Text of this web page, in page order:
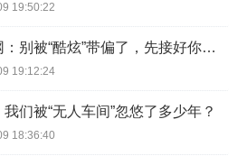
19:50:22
工业互联网：别被“酷炫”带偏了，先接好你的设备再说
19:12:24
们被“无人车间”忽悠了多少年？
18:36:40